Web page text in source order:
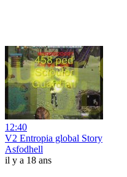
12:40
V2 Entropia global Story
Asfodhell
il y a 18 ans